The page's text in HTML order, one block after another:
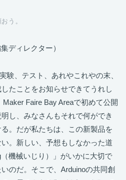
う。
ディレクター）
験、テスト、あれやこれやの末、
たことをお知らせできてうれし
Maker Faire Bay Areaで初めて公開
し、みなさんもそれで何ができ
。だが私たちは、この新製品を
。新しい、予想もしなかった道
機械いじり）」がいかに大切で
のだ。そこで、Arduinoの共同創